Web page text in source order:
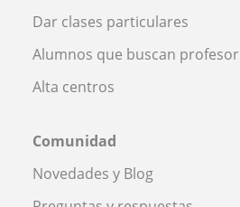
Dar clases particulares
Alumnos que buscan profesor
Alta centros
Comunidad
Novedades y Blog